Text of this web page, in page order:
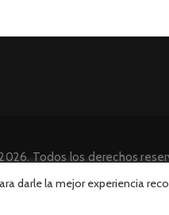
Todos los derechos
darle la mejor experiencia